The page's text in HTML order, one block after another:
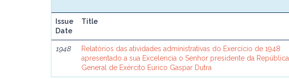
Issue
Date
Title
1948
Relatórios das atividades administrativas do Exercício de 1948
apresentado a sua Excelencia o Senhor presidente da República,
General de Exército Eurico Gaspar Dutra